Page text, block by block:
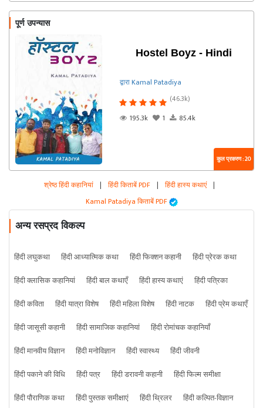
पूर्ण उपन्यास
Hostel Boyz - Hindi
द्वारा Kamal Patadiya
(46.3k)
195.3k
1 85.4k
कुल प्रकरण : 20
श्रेष्ठ हिंदी कहानियां | हिंदी किताबें PDF | हिंदी हास्य कथाएं |
Kamal Patadiya किताबें PDF
अन्य रसप्रद विकल्प
हिंदी लघुकथा हिंदी आध्यात्मिक कथा हिंदी फिक्शन कहानी
हिंदी प्रेरक कथा
हिंदी क्लासिक कहानियां
हिंदी बाल कथाएँ हिंदी हास्य कथाएं
हिंदी पत्रिका
हिंदी कविता
हिंदी यात्रा विशेष हिंदी महिला विशेष हिंदी नाटक
हिंदी प्रेम कथाएँ
हिंदी जासूसी कहानी
हिंदी सामाजिक कहानियां
हिंदी रोमांचक कहानियाँ
हिंदी मानवीय विज्ञान
हिंदी मनोविज्ञान हिंदी स्वास्थ्य
हिंदी जीवनी
हिंदी पकाने की विधि
हिंदी पत्र हिंदी डरावनी कहानी
हिंदी फिल्म समीक्षा
हिंदी पौराणिक कथा
हिंदी पुस्तक समीक्षाएं हिंदी थ्रिलर हिंदी कल्पित-विज्ञान